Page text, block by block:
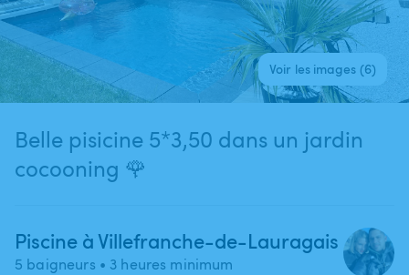
Voir les images (6)
Belle pisicine 5*3,50 dans un jardin
cocooning 🌹
Piscine à Villefranche-de-Lauragais
5 baigneurs • 3 heures minimum